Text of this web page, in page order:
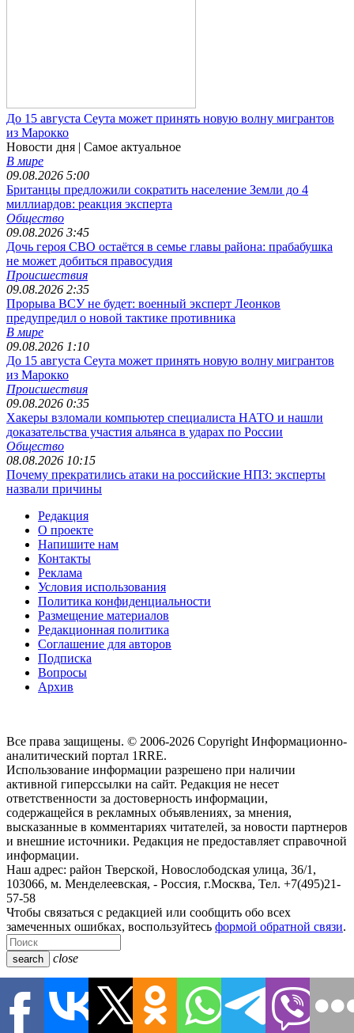
До 15 августа Сеута может принять новую волну мигрантов
из Марокко
Новости дня | Самое актуальное
В мире
09.08.2026 5:00
Британцы предложили сократить население Земли до 4
миллиардов: реакция эксперта
Общество
09.08.2026 3:45
Дочь героя СВО остаётся в семье главы района: прабабушка
не может добиться правосудия
Происшествия
09.08.2026 2:35
Прорыва ВСУ не будет: военный эксперт Леонков
предупредил о новой тактике противника
В мире
09.08.2026 1:10
До 15 августа Сеута может принять новую волну мигрантов
из Марокко
Происшествия
09.08.2026 0:35
Хакеры взломали компьютер специалиста НАТО и нашли
доказательства участия альянса в ударах по России
Общество
08.08.2026 10:15
Почему прекратились атаки на российские НПЗ: эксперты
назвали причины
Редакция
О проекте
Напишите нам
Контакты
Реклама
Условия использования
Политика конфиденциальности
Размещение материалов
Редакционная политика
Соглашение для авторов
Подписка
Вопросы
Архив
Все права защищены. © 2006-2026 Copyright Информационно-
аналитический портал 1RRE.
Использование информации разрешено при наличии
активной гиперссылки на сайт. Редакция не несет
ответственности за достоверность информации,
содержащейся в рекламных объявлениях, за мнения,
высказанные в комментариях читателей, за новости партнеров
и внешние источники. Редакция не предоставляет справочной
информации.
Наш адрес: район Тверской, Новослободская улица, 36/1 ,
103066, м. Менделеевская, - Россия, г.Москва, Тел. +7(495)21-
57-58
Чтобы связаться с редакцией или сообщить обо всех
замеченных ошибках, воспользуйтесь формой обратной связи.
search close
Наши информационные каналы
close